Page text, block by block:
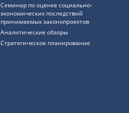
Семинар по оценке социально-
экономических последствий
принимаемых законопроектов
Аналитические обзоры
Стратегическое планирование